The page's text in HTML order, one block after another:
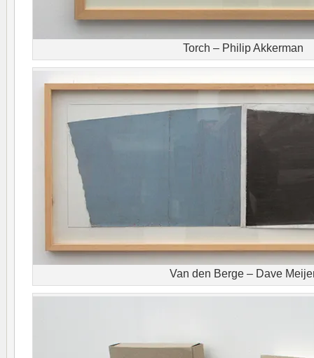
Torch – Philip Akkerman
Van den Berge – Dave